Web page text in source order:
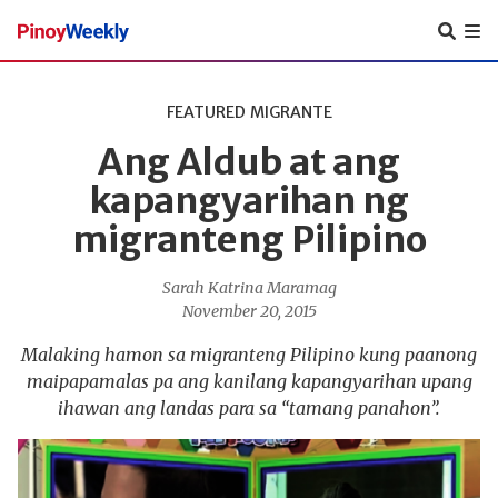
Pinoy
Weekly
FEATURED MIGRANTE
Ang Aldub at ang
kapangyarihan ng
migranteng Pilipino
Sarah Katrina Maramag
November 20, 2015
Malaking hamon sa migranteng Pilipino kung paanong
maipapamalas pa ang kanilang kapangyarihan upang
ihawan ang landas para sa “tamang panahon”.